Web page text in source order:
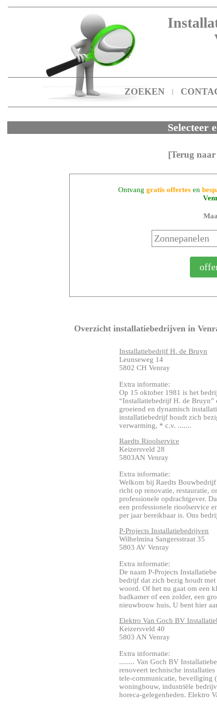
ZOEKEN |
Selecteer
[Terug
Ontvang gratis offertesen
Overzicht installatiebedrijven in
Installatiebedrijf H. de Bruyn
Leunseweg 14
5802 CH Venray
Extra informatie:
Op 15 oktober 1981 is het
“Installatiebedrijf H. de Bruyn”
groeiend en dynamisch
installatiebedrijf houdt zich
verwarming, * c.v. .......
Raedts Rioolservice
Keizersveld 28
5803AN Venray
Extra informatie:
Welkom bij Raedts
richt op renovatie, restauratie,
professionele opdrachtgever.
een professionele rioolservice
per jaar bereikbaar is. Ons
P-Projects Installatiebedrijven
Wilhelmina Sangersstraat 35
5803 AV Venray
Extra informatie:
De naam P-Projects
bedrijf dat zich bezig houdt
woord. Of het nu gaat om een
badkamer of een zolder, een
nieuwbouw huis, U bent hier
Elektro Van Goch BV
Keizersveld 40
5803 AN Venray
Extra informatie:
........ Van Goch BV
renoveert technische
tele-communicatie, beveiliging
woningbouw, industriële
horeca-gelegenheden. Elektro